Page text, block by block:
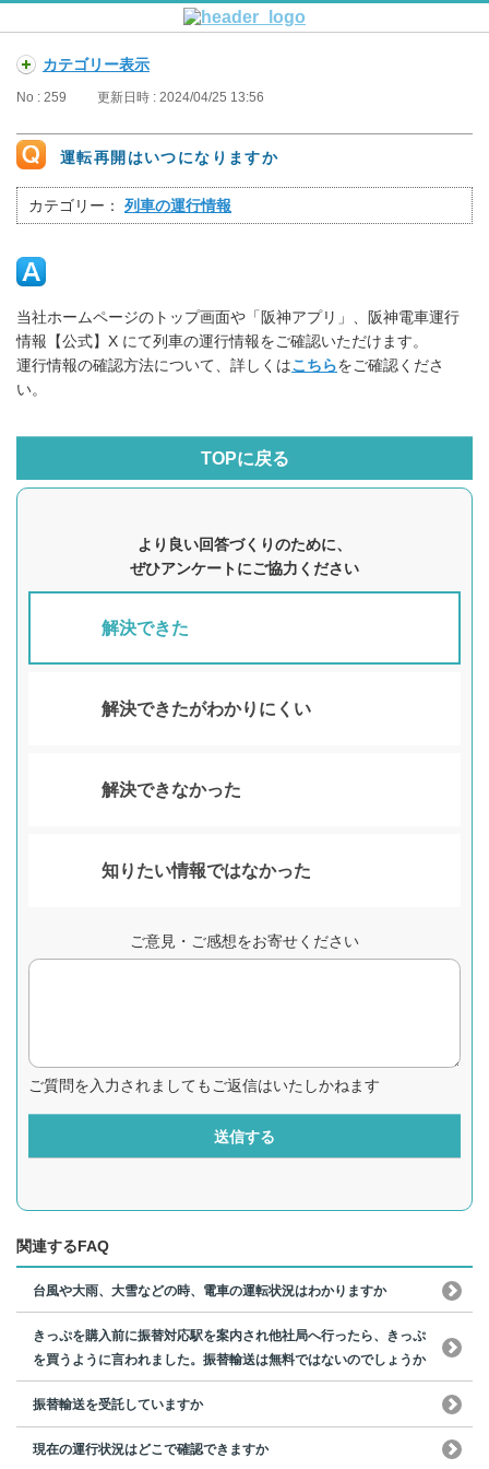
カテゴリー表示
No : 259 更新日時 : 2024/04/25 13:56
運転再開はいつになりますか
カテゴリー： 列車の運行情報
当社ホームページのトップ画面や「阪神アプリ」、阪神電車運行
情報【公式】X にて列車の運行情報をご確認いただけます。
運行情報の確認方法について、詳しくはこちらをご確認くださ
い。
TOPに戻る
より良い回答づくりのために、
ぜひアンケートにご協力ください
解決できた
解決できたがわかりにくい
解決できなかった
知りたい情報ではなかった
ご意見・ご感想をお寄せください
ご質問を入力されましてもご返信はいたしかねます
送信する
関連するFAQ
台風や大雨、大雪などの時、電車の運転状況はわかりますか
きっぷを購入前に振替対応駅を案内され他社局へ行ったら、きっぷ
を買うように言われました。振替輸送は無料ではないのでしょうか
振替輸送を受託していますか
現在の運行状況はどこで確認できますか